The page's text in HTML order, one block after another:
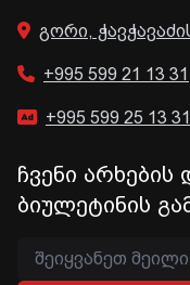
გორი,
+995 599 21 13 31
+995 599 25 13 31
ჩვენი
ბიულეტინის